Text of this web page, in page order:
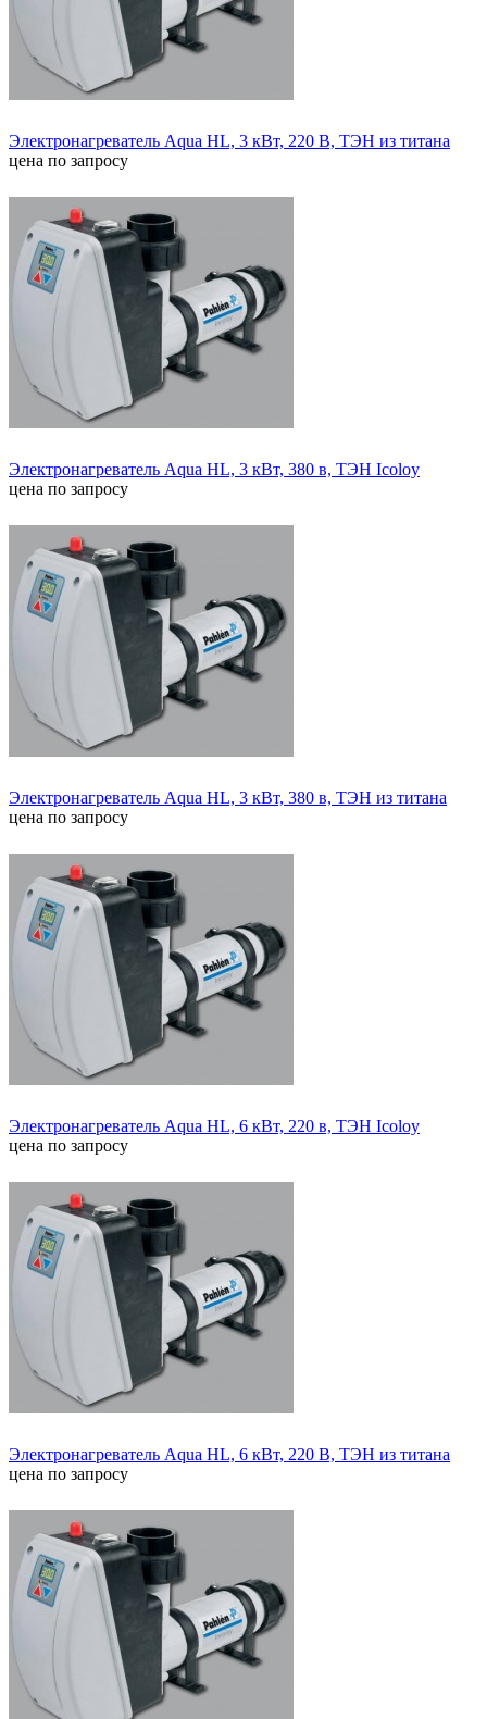
Электронагреватель Aqua HL, 3 кВт, 220 В, ТЭН из титана
цена по запросу
Электронагреватель Aqua HL, 3 кВт, 380 в, ТЭН Icoloy
цена по запросу
Электронагреватель Aqua HL, 3 кВт, 380 в, ТЭН из титана
цена по запросу
Электронагреватель Aqua HL, 6 кВт, 220 в, ТЭН Icoloy
цена по запросу
Электронагреватель Aqua HL, 6 кВт, 220 В, ТЭН из титана
цена по запросу